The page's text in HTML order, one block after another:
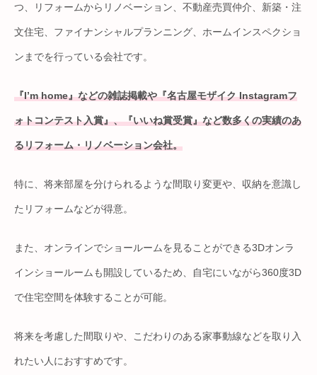
つ、リフォームからリノベーション、不動産売買仲介、新築・注
文住宅、ファイナンシャルプランニング、ホームインスペクショ
ンまでを行っている会社です。
『I’m home』などの雑誌掲載や『名古屋モザイク Instagramフ
ォトコンテスト入賞』、『いいね賞受賞』など数多くの実績のあ
るリフォーム・リノベーション会社。
特に、将来部屋を分けられるような間取り変更や、収納を意識し
たリフォームなどが得意。
また、オンラインでショールームを見ることができる3Dオンラ
インショールームも開設しているため、自宅にいながら360度3D
で住宅空間を体験することが可能。
将来を考慮した間取りや、こだわりのある家事動線などを取り入
れたい人におすすめです。